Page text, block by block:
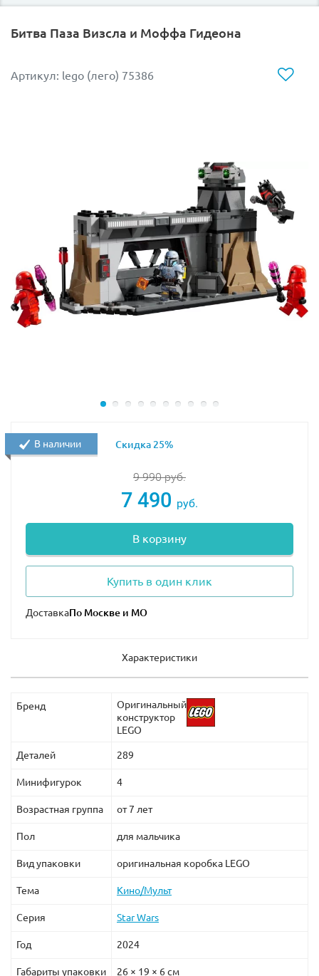
бластер, стреляющий без промаха.
Битва Паза Визсла и Моффа Гидеона
Артикул: lego (лего) 75386
9 990руб.
7 490 руб.
В корзину
Купить в один клик
Доставка
В наличии Скидка 25%
Характеристики
Бренд
Оригинальный
конструктор
LEGO
Деталей 289
Минифигурок 4
Возрастная группа от 7 лет
Пол для мальчика
Вид упаковки оригинальная коробка LEGO
Тема Кино/Мульт
Серия Star Wars
Год 2024
Габариты упаковки 26 × 19 × 6 см